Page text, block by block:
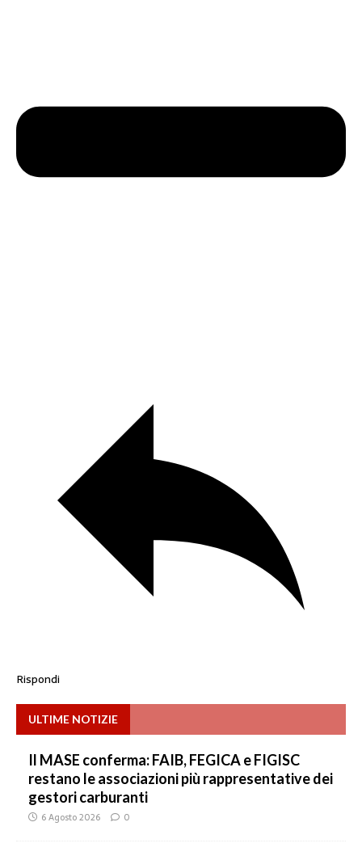
Rispondi
ULTIME NOTIZIE
Il MASE conferma: FAIB, FEGICA e FIGISC
restano le associazioni più rappresentative dei
gestori carburanti
6 Agosto 2026 0